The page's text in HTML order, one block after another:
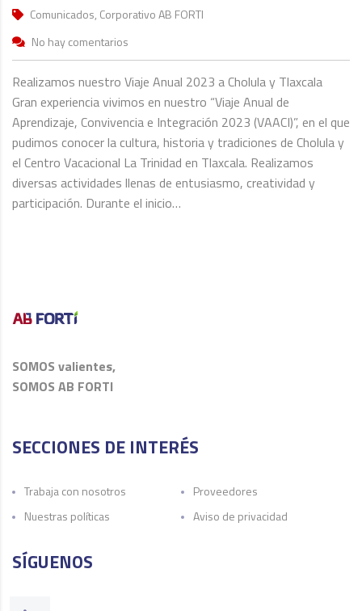
Comunicados, Corporativo AB FORTI
No hay comentarios
Realizamos nuestro Viaje Anual 2023 a Cholula y Tlaxcala
Gran experiencia vivimos en nuestro “Viaje Anual de
Aprendizaje, Convivencia e Integración 2023 (VAACI)”, en el que
pudimos conocer la cultura, historia y tradiciones de Cholula y
el Centro Vacacional La Trinidad en Tlaxcala. Realizamos
diversas actividades llenas de entusiasmo, creatividad y
participación. Durante el inicio…
SOMOS valientes,
SOMOS AB FORTI
SECCIONES DE INTERÉS
Trabaja con nosotros
Proveedores
Nuestras políticas
Aviso de privacidad
SÍGUENOS